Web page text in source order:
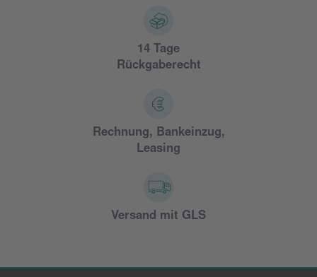
14 Tage
Rückgaberecht
Rechnung, Bankeinzug,
Leasing
Versand mit GLS